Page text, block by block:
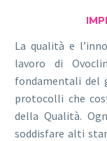
La qualità e
lavoro di
fondamentali del
protocolli che
della Qualità.
soddisfare alti